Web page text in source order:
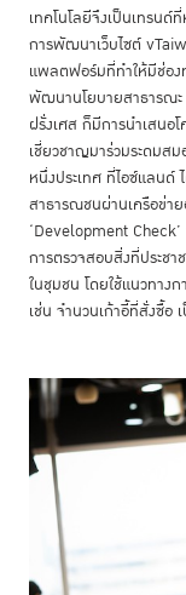
เทคโนโลยีจึงเป็นเทรน
การพัฒนาเว็บไซต์
แพลตฟอร์มที่ทำให้มีช่อง
พัฒนานโยบายสาธารณะ
ฝรั่งเศส ก็มีการนำเสนอ
เชี่ยวชาญมาร่วมระดมส
หนึ่งประเทศ ที่ไอซ์แลนด์
สาธารณชนผ่านเครือข่า
‘Development Check’
การตรวจสอบสิ่งที่ประชา
ในชุมชน โดยใช้แนวทางก
เช่น จำนวนเก้าอี้ที่สั่งซื้อ